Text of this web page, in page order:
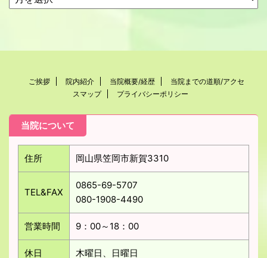
ご挨拶 院内紹介 当院概要/経歴
当院までの道順/アクセ
スマップ
プライバシーポリシー
当院について
住所 岡山県笠岡市新賀3310
TEL&FAX
0865-69-5707
080-1908-4490
営業時間 9：00～18：00
休日 木曜日、日曜日